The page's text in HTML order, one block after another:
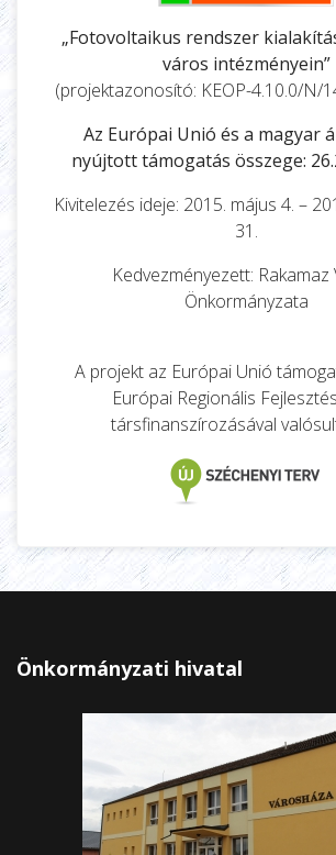
„Fotovoltaikus rendszer
város intézményein”
(projektazonosító: KEOP-4.10.0/N/
Az Európai Unió és a magyar
nyújtott támogatás összege:
Kivitelezés ideje: 2015. május 4. –
31.
Kedvezményezett: Rakamaz
Önkormányzata
A projekt az Európai Unió
Európai Regionális
társfinanszírozásával
Önkormányzati hivatal